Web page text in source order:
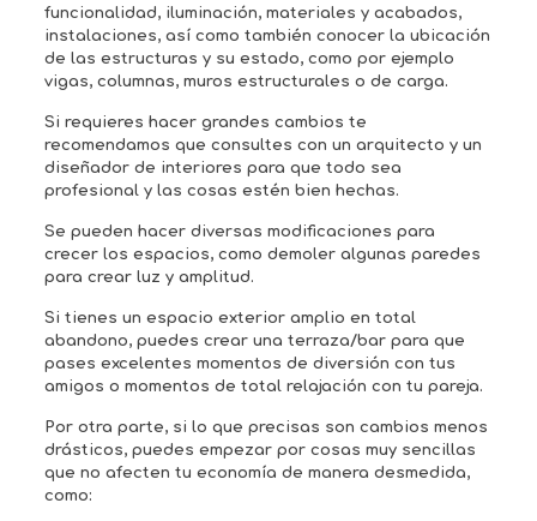
funcionalidad, iluminación, materiales y acabados,
instalaciones, así como también conocer la ubicación
de las estructuras y su estado, como por ejemplo
vigas, columnas, muros estructurales o de carga.
Si requieres hacer grandes cambios te
recomendamos que consultes con un arquitecto y un
diseñador de interiores para que todo sea
profesional y las cosas estén bien hechas.
Se pueden hacer diversas modificaciones para
crecer los espacios, como demoler algunas paredes
para crear luz y amplitud.
Si tienes un espacio exterior amplio en total
abandono, puedes crear una terraza/bar para que
pases excelentes momentos de diversión con tus
amigos o momentos de total relajación con tu pareja.
Por otra parte, si lo que precisas son cambios menos
drásticos, puedes empezar por cosas muy sencillas
que no afecten tu economía de manera desmedida,
como: